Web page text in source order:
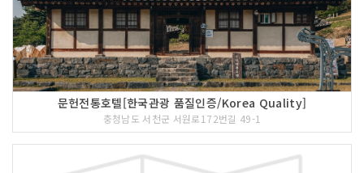
문헌전통호텔[한국관광 품질인증/Korea Quality]
충청남도 서천군 서원로172번길 49-1